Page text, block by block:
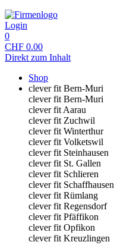
Login
0
CHF 0.00
Direkt zum Inhalt
Shop
clever fit Bern-Muri
clever fit Bern-Muri
clever fit Aarau
clever fit Zuchwil
clever fit Winterthur
clever fit Volketswil
clever fit Steinhausen
clever fit St. Gallen
clever fit Schlieren
clever fit Schaffhausen
clever fit Rümlang
clever fit Regensdorf
clever fit Pfäffikon
clever fit Opfikon
clever fit Kreuzlingen